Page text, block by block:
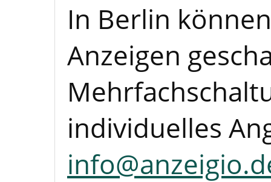
In Berlin
Anzeigen
individuelles